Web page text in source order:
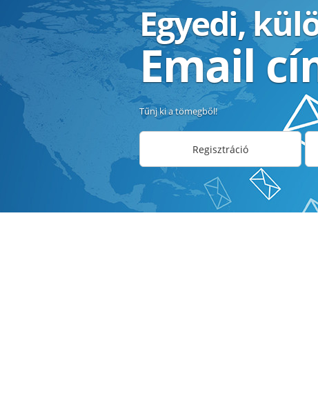
Egyedi,
Email
Tűnj ki a tömegből!
Regisztráció